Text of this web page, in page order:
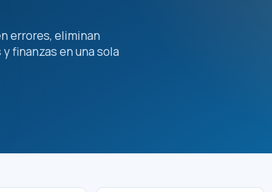
errores, eliminan
finanzas en una sola